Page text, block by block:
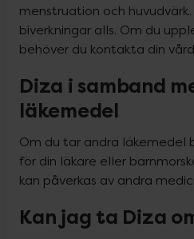
menstruation och huvudvärk.
biverkningar alls. Om du
behöver du kontakta din
Diza i samband
läkemedel
Om du tar andra läkemedel
för din läkare eller
kan påverkas av andra
Kan jag ta Diza